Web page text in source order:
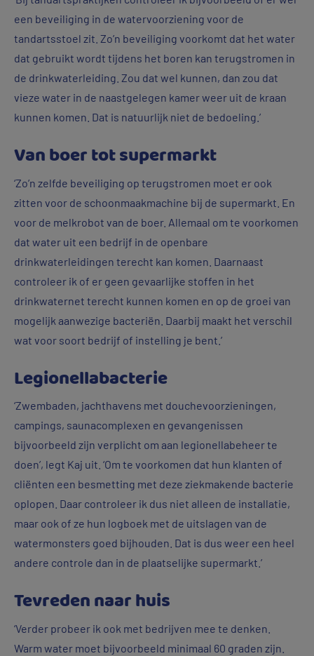
een beveiliging in de watervoorziening voor de
tandartsstoel zit. Zo’n beveiliging voorkomt dat het water
dat gebruikt wordt tijdens het boren kan terugstromen in
de drinkwaterleiding. Zou dat wel kunnen, dan zou dat
vieze water in de naastgelegen kamer weer uit de kraan
kunnen komen. Dat is natuurlijk niet de bedoeling.’
Van boer tot supermarkt
‘Zo’n zelfde beveiliging op terugstromen moet er ook
zitten voor de schoonmaakmachine bij de supermarkt. En
voor de melkrobot van de boer. Allemaal om te voorkomen
dat water uit een bedrijf in de openbare
drinkwaterleidingen terecht kan komen. Daarnaast
controleer ik of er geen gevaarlijke stoffen in het
drinkwaternet terecht kunnen komen en op de groei van
mogelijk aanwezige bacteriën. Daarbij maakt het verschil
wat voor soort bedrijf of instelling je bent.’
Legionellabacterie
‘Zwembaden, jachthavens met douchevoorzieningen,
campings, saunacomplexen en gevangenissen
bijvoorbeeld zijn verplicht om aan legionellabeheer te
doen’, legt Kaj uit. ‘Om te voorkomen dat hun klanten of
cliënten een besmetting met deze ziekmakende bacterie
oplopen. Daar controleer ik dus niet alleen de installatie,
maar ook of ze hun logboek met de uitslagen van de
watermonsters goed bijhouden. Dat is dus weer een heel
andere controle dan in de plaatselijke supermarkt.’
Tevreden naar huis
‘Verder probeer ik ook met bedrijven mee te denken.
Warm water moet bijvoorbeeld minimaal 60 graden zijn.